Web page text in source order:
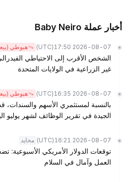
أخبار عملة Baby Neiro
2026-08-07 17:50
(UTC) هبوطي
الشخص الأقرب إلى الاحتياطي
غير الزراعية في الولايات المتحدة
2026-08-07 16:35
(UTC) هبوطي
بالنسبة لمستثمري الأسهم والسندات، قد
الجيدة في تقرير الوظائف لشهر يوليو
2026-08-07 16:21
(UTC) محايد
توقعات الدولار الأمريكي
العمل وآمال في السلام